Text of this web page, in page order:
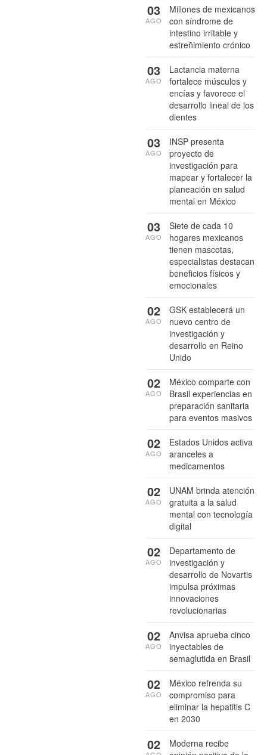
Millones de mexicanos
con síndrome de
intestino irritable y
estreñimiento crónico
03
AGO
Lactancia materna
fortalece músculos y
encías y favorece el
desarrollo lineal de los
dientes
03
AGO
INSP presenta
proyecto de
investigación para
mapear y fortalecer la
planeación en salud
mental en México
03
AGO
Siete de cada 10
hogares mexicanos
tienen mascotas,
especialistas destacan
beneficios físicos y
emocionales
03
AGO
GSK establecerá un
nuevo centro de
investigación y
desarrollo en Reino
Unido
02
AGO
México comparte con
Brasil experiencias en
preparación sanitaria
para eventos masivos
02
AGO
Estados Unidos activa
aranceles a
medicamentos
02
AGO
UNAM brinda atención
gratuita a la salud
mental con tecnología
digital
02
AGO
Departamento de
investigación y
desarrollo de Novartis
impulsa próximas
innovaciones
revolucionarias
02
AGO
Anvisa aprueba cinco
inyectables de
semaglutida en Brasil
02
AGO
México refrenda su
compromiso para
eliminar la hepatitis C
en 2030
02
AGO
Moderna recibe
02